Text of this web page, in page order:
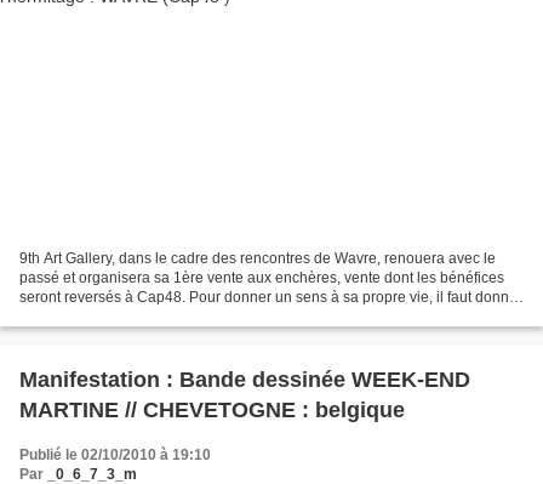
9th Art Gallery, dans le cadre des rencontres de Wavre, renouera avec le
passé et organisera sa 1ère vente aux enchères, vente dont les bénéfices
seront reversés à Cap48. Pour donner un sens à sa propre vie, il faut donner
Manifestation : Bande dessinée WEEK-END
MARTINE // CHEVETOGNE : belgique
Publié le 02/10/2010 à 19:10
Par
_0_6_7_3_m